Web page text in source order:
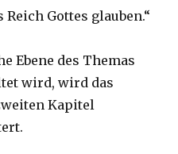
Reich Gottes glauben.“
Ebene des Themas
wird, wird das
Kapitel